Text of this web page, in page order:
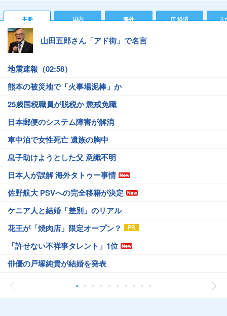
主要 国内 海外 IT 経済 ス
山田五郎さん「アド街」で名言
地震速報（02:58）
熊本の被災地で「火事場泥棒」か
25歳国税職員が脱税か 懲戒免職
日本郵便のシステム障害が解消
車中泊で女性死亡 遺族の胸中
息子助けようとした父 意識不明
日本人が誤解 海外タトゥー事情
佐野航大 PSVへの完全移籍が決定
ケニア人と結婚「差別」のリアル
花王が「焼肉店」限定オープン？
「許せない不祥事タレント」1位
俳優の戸塚純貴が結婚を発表